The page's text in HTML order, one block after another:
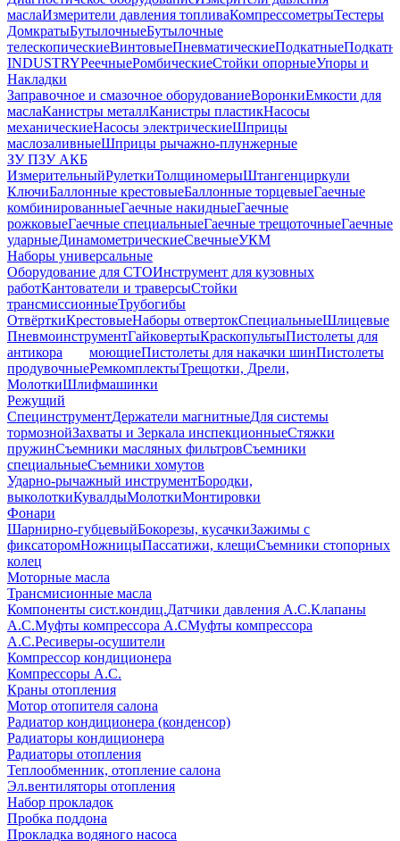
маслаИзмерители давления топливаКомпрессометрыТестеры
ДомкратыБутылочныеБутылочные
телескопическиеВинтовыеПневматическиеПодкатные
INDUSTRYРеечныеРомбическиеСтойки опорныеУпоры и
Накладки
Заправочное и смазочное оборудованиеВоронкиЕмкости для
маслаКанистры металлКанистры пластикНасосы
механическиеНасосы электрическиеШприцы
маслозаливныеШприцы рычажно-плунжерные
ЗУ ПЗУ АКБ
ИзмерительныйРулеткиТолщиномерыШтангенциркули
КлючиБаллонные крестовыеБаллонные торцевыеГаечные
комбинированныеГаечные накидныеГаечные
рожковыеГаечные специальныеГаечные трещоточныеГаечные
ударныеДинамометрическиеСвечныеУКМ
Наборы универсальные
Оборудование для СТОИнструмент для кузовных
работКантователи и траверсыСтойки
трансмиссионныеТрубогибы
ОтвёрткиКрестовыеНаборы отвертокСпециальныеШлицевые
ПневмоинструментГайковертыКраскопультыПистолеты для
антикора
моющиеПистолеты для накачки шинПистолеты
продувочныеРемкомплектыТрещотки, Дрели,
МолоткиШлифмашинки
Режущий
СпецинструментДержатели магнитныеДля системы
тормознойЗахваты и Зеркала инспекционныеСтяжки
пружинСъемники масляных фильтровСъемники
специальныеСъемники хомутов
Ударно-рычажный инструментБородки,
выколоткиКувалдыМолоткиМонтировки
Фонари
Шарнирно-губцевыйБокорезы, кусачкиЗажимы с
фиксаторомНожницыПассатижи, клещиСъемники стопорных
колец
Моторные масла
Трансмисионные масла
Компоненты сист.кондиц.Датчики давления А.С.Клапаны
А.С.Муфты компрессора А.СМуфты компрессора
А.С.Ресиверы-осушители
Компрессор кондиционера
Компрессоры А.С.
Краны отопления
Мотор отопителя салона
Радиатор кондиционера (конденсор)
Радиаторы кондиционера
Радиаторы отопления
Теплообменник, отопление салона
Эл.вентиляторы отопления
Набор прокладок
Пробка поддона
Прокладка водяного насоса